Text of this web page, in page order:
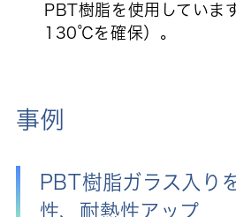
PBT樹脂を使用していま
130℃を確保）。
事例
PBT樹脂ガラス入り
性、耐熱性アップ